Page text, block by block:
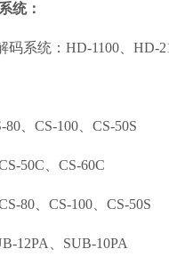
统：
系统：HD-1100、HD-
、CS-100、CS-50S
50C、CS-60C
、CS-100、CS-50S
、SUB-10PA